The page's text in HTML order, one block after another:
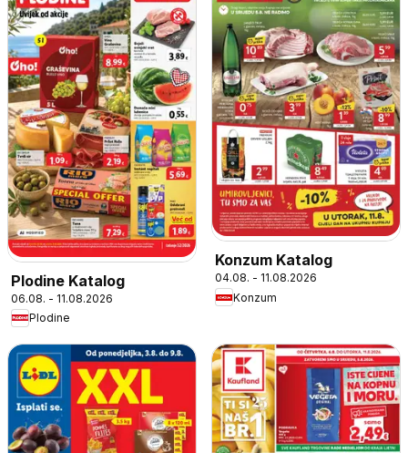
Plodine Katalog
06.08. - 11.08.2026
Plodine
Konzum Katalog
04.08. - 11.08.2026
Konzum